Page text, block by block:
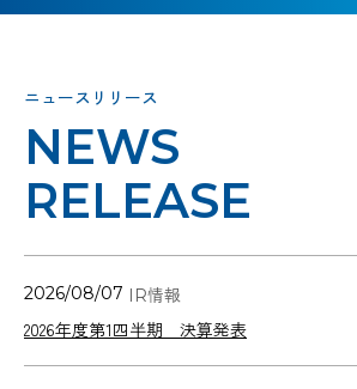
ニュースリリース
NEWS
RELEASE
2026/08/07
2026年度第1四半期 決算発表